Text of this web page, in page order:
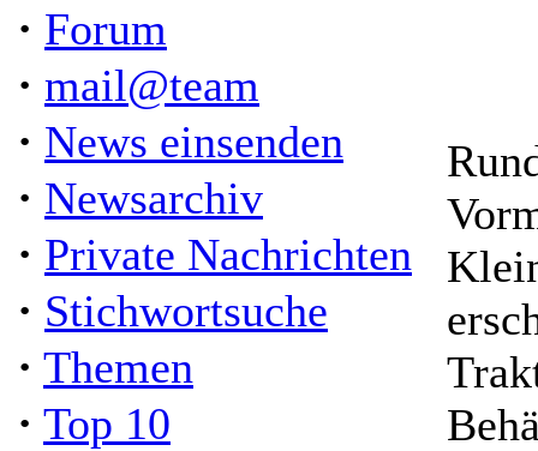
· Forum
· mail@team
· News einsenden
· Newsarchiv
· Private Nachrichten
· Stichwortsuche
· Themen
· Top 10